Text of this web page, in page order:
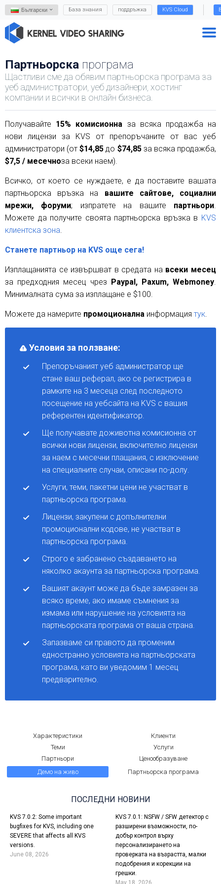
Български База знания поддръжка KVS Cloud
Партньорска програма
Щастливи сме да обявим партньорска програма за
уеб администратори, уеб дизайнери, хостинг
компании и всички в онлайн бизнеса.
Получавайте 15% комисионна за всяка продажба на
нови лицензи за KVS от препоръчаните от вас уеб
администратори (от$14,85 до $74,85за всяка продажба,
$7,5 / месечноза всеки наем).
Всичко, от което се нуждаете, е да поставите вашата
партньорска връзка на вашите сайтове, социални
мрежи, форуми; изпратете на вашите партньори.
Можете да получите своята партньорска връзка в KVS
клиентска зона.
Станете партньор на KVS още сега!
Изплащанията се извършват в средата на всеки месец
за предходния месец чрез Paypal, Paxum, Webmoney.
Минималната сума за изплащане е $100.
Можете да намерите промоционална информация тук.
Условия за ползване:
Препоръчаният уеб администратор ще
стане ваш реферал, ако се регистрира в
рамките на 3 месеца след последното
посещение на уебсайта на KVS с вашия
референтен идентификатор.
Ще получавате доживотна комисионна от
всички нови лицензи, включително лицензи
за наем с месечни плащания, с изключение
на специалните случаи, описани по-долу.
Услуги, теми, пакетни цени не участват в
партньорска програма.
Лицензи, закупени с допълнителни
промоционални кодове, не участват в
партньорска програма.
Строго е забранено създаването на
няколко акаунта за партньорска програма.
Вашият акаунт може да бъде замразен за
всяко време, ако имаме съмнения за
измама или нарушение на условията на
партньорската програма от ваша страна.
Запазваме си правото да променим
едностранно условията на партньорската
програма, като ви уведомим 1 месец
предварително.
Характеристики
Клиенти
Теми
Услуги
Партньори
Ценообразуване
Демо на живо
Партньорска програма
ПОСЛЕДНИ НОВИНИ
KVS 7.0.2: Some important
bugfixes for KVS, including one
SEVERE that affects all KVS
versions.
June 08, 2026
KVS 7.0.1: NSFW / SFW детектор с
разширени възможности, по-
добър контрол върху
персонализирането на
проверката на възрастта, малки
подобрения и корекции на
грешки.
May 18, 2026